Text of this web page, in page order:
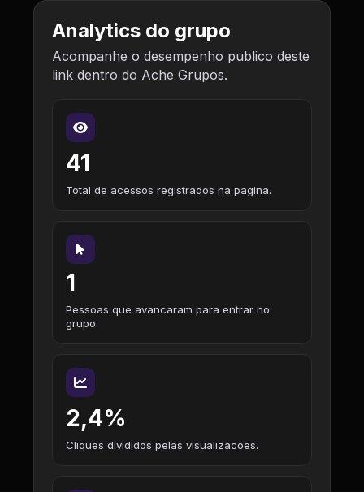
Analytics do grupo
Acompanhe o desempenho publico deste
link dentro do Ache Grupos.
41
Total de acessos registrados na pagina.
1
Pessoas que avancaram para entrar no
grupo.
2,4%
Cliques divididos pelas visualizacoes.